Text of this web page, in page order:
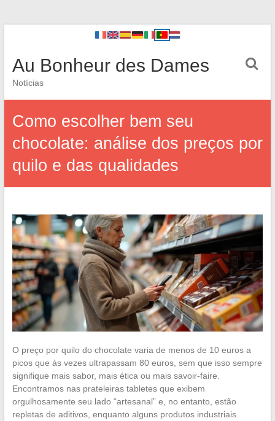
Au Bonheur des Dames
Notícias
Como escolher bem seu
chocolate: análise dos preços por
quilo e das qualidades
O preço por quilo do chocolate varia de menos de 10 euros a
picos que às vezes ultrapassam 80 euros, sem que isso sempre
signifique mais sabor, mais ética ou mais savoir-faire.
Encontramos nas prateleiras tabletes que exibem
orgulhosamente seu lado “artesanal” e, no entanto, estão
repletas de aditivos, enquanto alguns produtos industriais